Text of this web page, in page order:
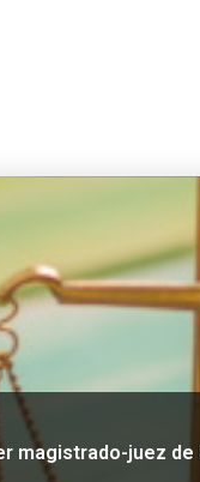
magistrado-juez de